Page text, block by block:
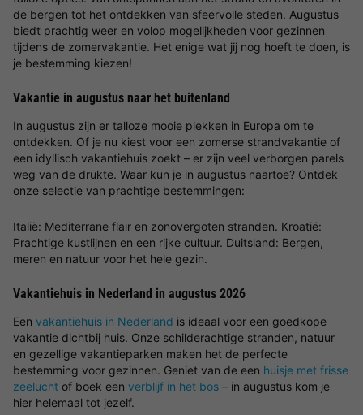
de bergen tot het ontdekken van sfeervolle steden. Augustus
biedt prachtig weer en volop mogelijkheden voor gezinnen
tijdens de zomervakantie. Het enige wat jij nog hoeft te doen, is
je bestemming kiezen!
Vakantie in augustus naar het buitenland
In augustus zijn er talloze mooie plekken in Europa om te
ontdekken. Of je nu kiest voor een zomerse strandvakantie of
een idyllisch vakantiehuis zoekt – er zijn veel verborgen parels
weg van de drukte. Waar kun je in augustus naartoe? Ontdek
onze selectie van prachtige bestemmingen:
Italië: Mediterrane flair en zonovergoten stranden. Kroatië:
Prachtige kustlijnen en een rijke cultuur. Duitsland: Bergen,
meren en natuur voor het hele gezin.
Vakantiehuis in Nederland in augustus 2026
Een vakantiehuis in Nederland is ideaal voor een goedkope
vakantie dichtbij huis. Onze schilderachtige stranden, natuur
en gezellige vakantieparken maken het de perfecte
bestemming voor gezinnen. Geniet van de een huisje met frisse
zeelucht of boek een verblijf in het bos – in augustus kom je
hier helemaal tot jezelf.